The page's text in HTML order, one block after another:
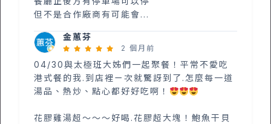
但不是合作廠商有可能會...
金蕙芬
2 個月前
04/30與太極班大姊們一起聚餐！平常不愛吃
港式餐的我.到店裡ㄧ次就驚訝到了.怎麼每一道
湯品、熱炒、點心都好好吃啊！
花膠雞湯超～～～好喝.花膠超大塊！鮑魚干貝